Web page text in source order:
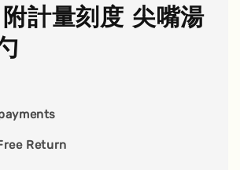
附計量刻度 尖嘴湯
Return